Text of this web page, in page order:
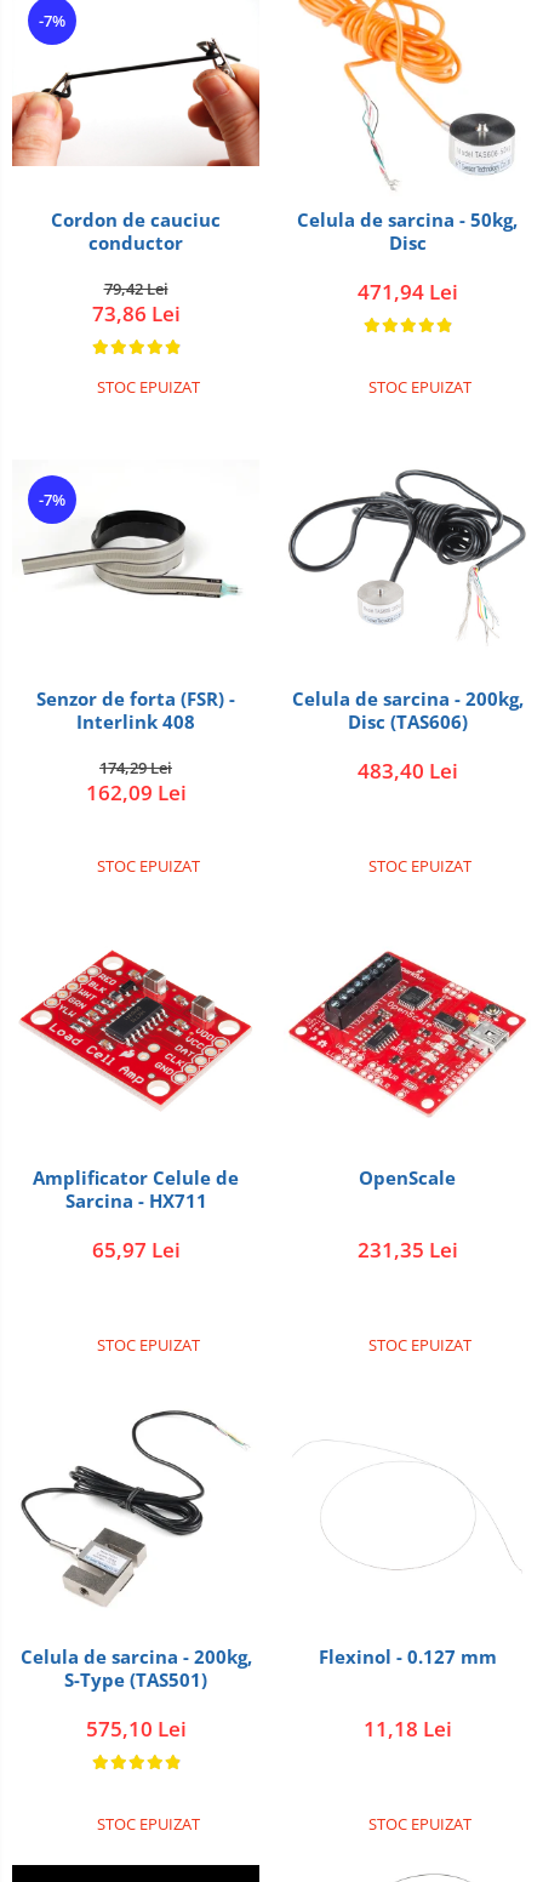
-7%
Cordon de cauciuc
conductor
79,42 Lei
73,86 Lei
STOC EPUIZAT
Celula de sarcina - 50kg,
Disc
471,94 Lei
STOC EPUIZAT
-7%
Senzor de forta (FSR) -
Interlink 408
174,29 Lei
162,09 Lei
STOC EPUIZAT
Celula de sarcina - 200kg,
Disc (TAS606)
483,40 Lei
STOC EPUIZAT
Amplificator Celule de
Sarcina - HX711
65,97 Lei
STOC EPUIZAT
OpenScale
231,35 Lei
STOC EPUIZAT
Celula de sarcina - 200kg,
S-Type (TAS501)
575,10 Lei
STOC EPUIZAT
Flexinol - 0.127 mm
11,18 Lei
STOC EPUIZAT